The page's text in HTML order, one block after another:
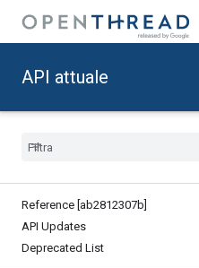
API attuale
Reference [ab2812307b]
API Updates
Deprecated List